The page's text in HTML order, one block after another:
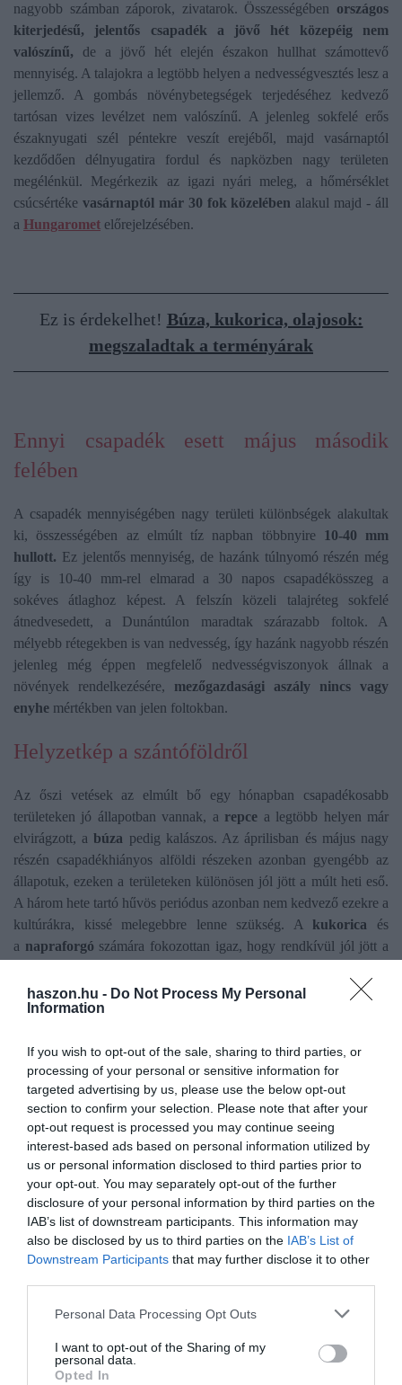
haszon.hu - Do Not Process My Personal
Information
If you wish to opt-out of the sale, sharing to third parties, or
processing of your personal or sensitive information for
targeted advertising by us, please use the below opt-out
section to confirm your selection. Please note that after your
opt-out request is processed you may continue seeing
interest-based ads based on personal information utilized by
us or personal information disclosed to third parties prior to
your opt-out. You may separately opt-out of the further
disclosure of your personal information by third parties on the
IAB’s list of downstream participants. This information may
also be disclosed by us to third parties on the IAB’s List of
Downstream Participants that may further disclose it to other
Please note that this website/app uses one or more Google
not limited to your visit or usage behaviour. You may click to
grant or deny consent to Google and its third-party tags to
Personal Data Processing Opt Outs
I want to opt-out of the Sharing of my
personal data.
Opted In
nagyobb számban záporok, zivatarok. Összességében országos
kiterjedésű, jelentős csapadék a jövő hét közepéig nem
valószínű, de a jövő hét elején északon hullhat számottevő
mennyiség. A talajokra a legtöbb helyen a nedvességvesztés lesz a
jellemző. A gombás növénybetegségek terjedéséhez kedvező
tartósan vizes levélzet nem valószínű. A jelenleg sokfelé erős
északnyugati szél péntekre veszít erejéből, majd vasárnaptól
kezdődően délnyugatira fordul és napközben nagy területen
megélénkül. Megérkezik az igazi nyári meleg, a hőmérséklet
csúcsértéke vasárnaptól már 30 fok közelében alakul majd - áll
a Hungaromet előrejelzésében.
Ez is érdekelhet! Búza, kukorica, olajosok:
megszaladtak a terményárak
Ennyi csapadék esett május második
felében
A csapadék mennyiségében nagy területi különbségek alakultak
ki, összességében az elmúlt tíz napban többnyire 10-40 mm
hullott. Ez jelentős mennyiség, de hazánk túlnyomó részén még
így is 10-40 mm-rel elmarad a 30 napos csapadékösszeg a
sokéves átlaghoz képest. A felszín közeli talajréteg sokfelé
átnedvesedett, a Dunántúlon maradtak szárazabb foltok. A
mélyebb rétegekben is van nedvesség, így hazánk nagyobb részén
jelenleg még éppen megfelelő nedvességviszonyok állnak a
növények rendelkezésére, mezőgazdasági aszály nincs vagy
enyhe mértékben van jelen foltokban.
Helyzetkép a szántóföldről
Az őszi vetések az elmúlt bő egy hónapban csapadékosabb
területeken jó állapotban vannak, a repce a legtöbb helyen már
elvirágzott, abúza pedig kalászos. Az áprilisban és május nagy
részén csapadékhiányos alföldi részeken azonban gyengébb az
állapotuk, ezeken a területeken különösen jól jött a múlt heti eső.
A három hete tartó hűvös periódus azonban nem kedvező ezekre a
kultúrákra, kissé melegebbre lenne szükség. A kukorica és
a napraforgó számára fokozottan igaz, hogy rendkívül jól jött a
optimális fejlődéshez. Az esők által megöntözött talaj azonban a
gyomok növekedésének
Olvasd el ezt is!
Kukorica helyett jöhet a cirok: emiatt váltanak a
gazdák
Ne húzkodd ki ezeket a gyomokat a kertben, mert
hasznosak
Így csökkentheted a kullancsveszélyt a kertben
időjárás hungaromet előrejelzés csapadék